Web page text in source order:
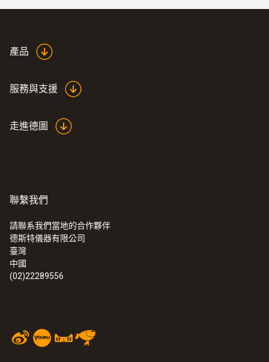
產品
服務與支援
走進德圖
聯繫我們
請聯系我們當地的合作夥伴
德斯特儀器有限公司
臺灣
中國
(02)22289556